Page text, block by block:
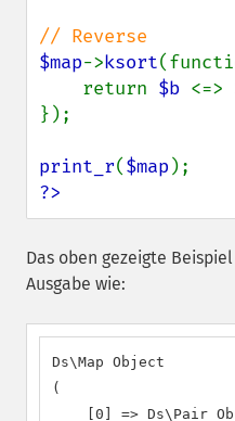
$map->ksort
    return
$b <=>
});
print_r($map
?>
Das oben gezeigte
Ausgabe wie:
Ds\Map Object
(
[0] => Ds\Pair